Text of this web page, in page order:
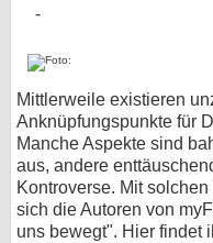
Mittlerweile existieren
Anknüpfungspunkte für
Manche Aspekte sind
aus, andere
Kontroverse. Mit
sich die Autoren von
uns bewegt". Hier findet